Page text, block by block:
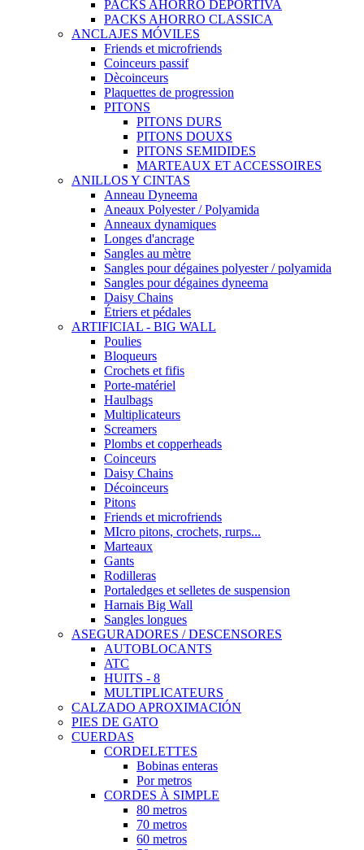
PACKS AHORRO DEPORTIVA
PACKS AHORRO CLASSICA
ANCLAJES MÓVILES
Friends et microfriends
Coinceurs passif
Dècoinceurs
Plaquettes de progression
PITONS
PITONS DURS
PITONS DOUXS
PITONS SEMIDIDES
MARTEAUX ET ACCESSOIRES
ANILLOS Y CINTAS
Anneau Dyneema
Aneaux Polyester / Polyamida
Anneaux dynamiques
Longes d'ancrage
Sangles au mètre
Sangles pour dégaines polyester / polyamida
Sangles pour dégaines dyneema
Daisy Chains
Étriers et pédales
ARTIFICIAL - BIG WALL
Poulies
Bloqueurs
Crochets et fifis
Porte-matériel
Haulbags
Multiplicateurs
Screamers
Plombs et copperheads
Coinceurs
Daisy Chains
Décoinceurs
Pitons
Friends et microfriends
MIcro pitons, crochets, rurps...
Marteaux
Gants
Rodilleras
Portaledges et selletes de suspension
Harnais Big Wall
Sangles longues
ASEGURADORES / DESCENSORES
AUTOBLOCANTS
ATC
HUITS - 8
MULTIPLICATEURS
CALZADO APROXIMACIÓN
PIES DE GATO
CUERDAS
CORDELETTES
Bobinas enteras
Por metros
CORDES À SIMPLE
80 metros
70 metros
60 metros